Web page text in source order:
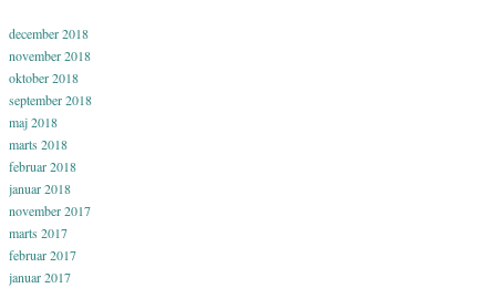
december 2018
november 2018
oktober 2018
september 2018
maj 2018
marts 2018
februar 2018
januar 2018
november 2017
marts 2017
februar 2017
januar 2017